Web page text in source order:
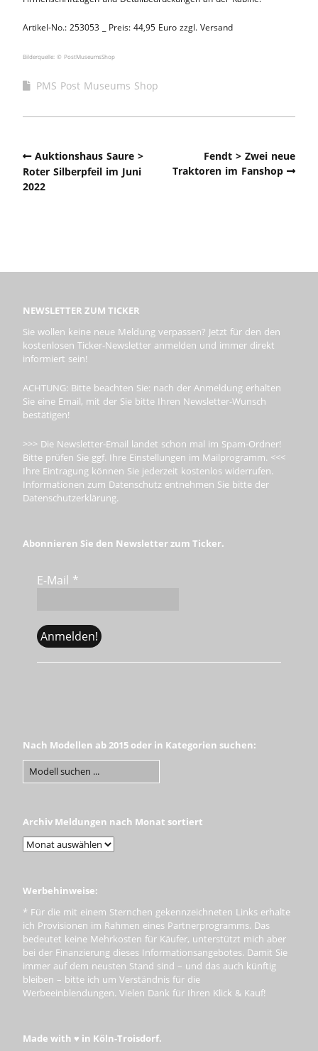
Artikel-No.: 253053 _ Preis: 44,95 Euro zzgl. Versand
Bilderquelle: © PostMuseumsShop
PMS Post Museums Shop
Auktionshaus Saure >
Roter Silberpfeil im Juni
2022
Fendt > Zwei neue
Traktoren im Fanshop
NEWSLETTER ZUM TICKER
Sie wollen keine neue Meldung verpassen? Jetzt für den den
kostenlosen Ticker-Newsletter anmelden und immer direkt
informiert sein!
ACHTUNG: Bitte beachten Sie: nach der Anmeldung erhalten
Sie eine Email, mit der Sie bitte Ihren Newsletter-Wunsch
bestätigen!
>>> Die Newsletter-Email landet schon mal im Spam-Ordner!
Bitte prüfen Sie ggf. Ihre Einstellungen im Mailprogramm. <<<
Ihre Eintragung können Sie jederzeit kostenlos widerrufen.
Informationen zum Datenschutz entnehmen Sie bitte der
Datenschutzerklärung.
Abonnieren Sie den Newsletter zum Ticker.
E-Mail *
Nach Modellen ab 2015 oder in Kategorien suchen:
Archiv Meldungen nach Monat sortiert
Werbehinweise:
* Für die mit einem Sternchen gekennzeichneten Links erhalte
ich Provisionen im Rahmen eines Partnerprogramms. Das
bedeutet keine Mehrkosten für Käufer, unterstützt mich aber
bei der Finanzierung dieses Informationsangebotes. Damit Sie
immer auf dem neusten Stand sind – und das auch künftig
bleiben – bitte ich um Verständnis für die
Werbeeinblendungen. Vielen Dank für Ihren Klick & Kauf!
Made with ♥ in Köln-Troisdorf.